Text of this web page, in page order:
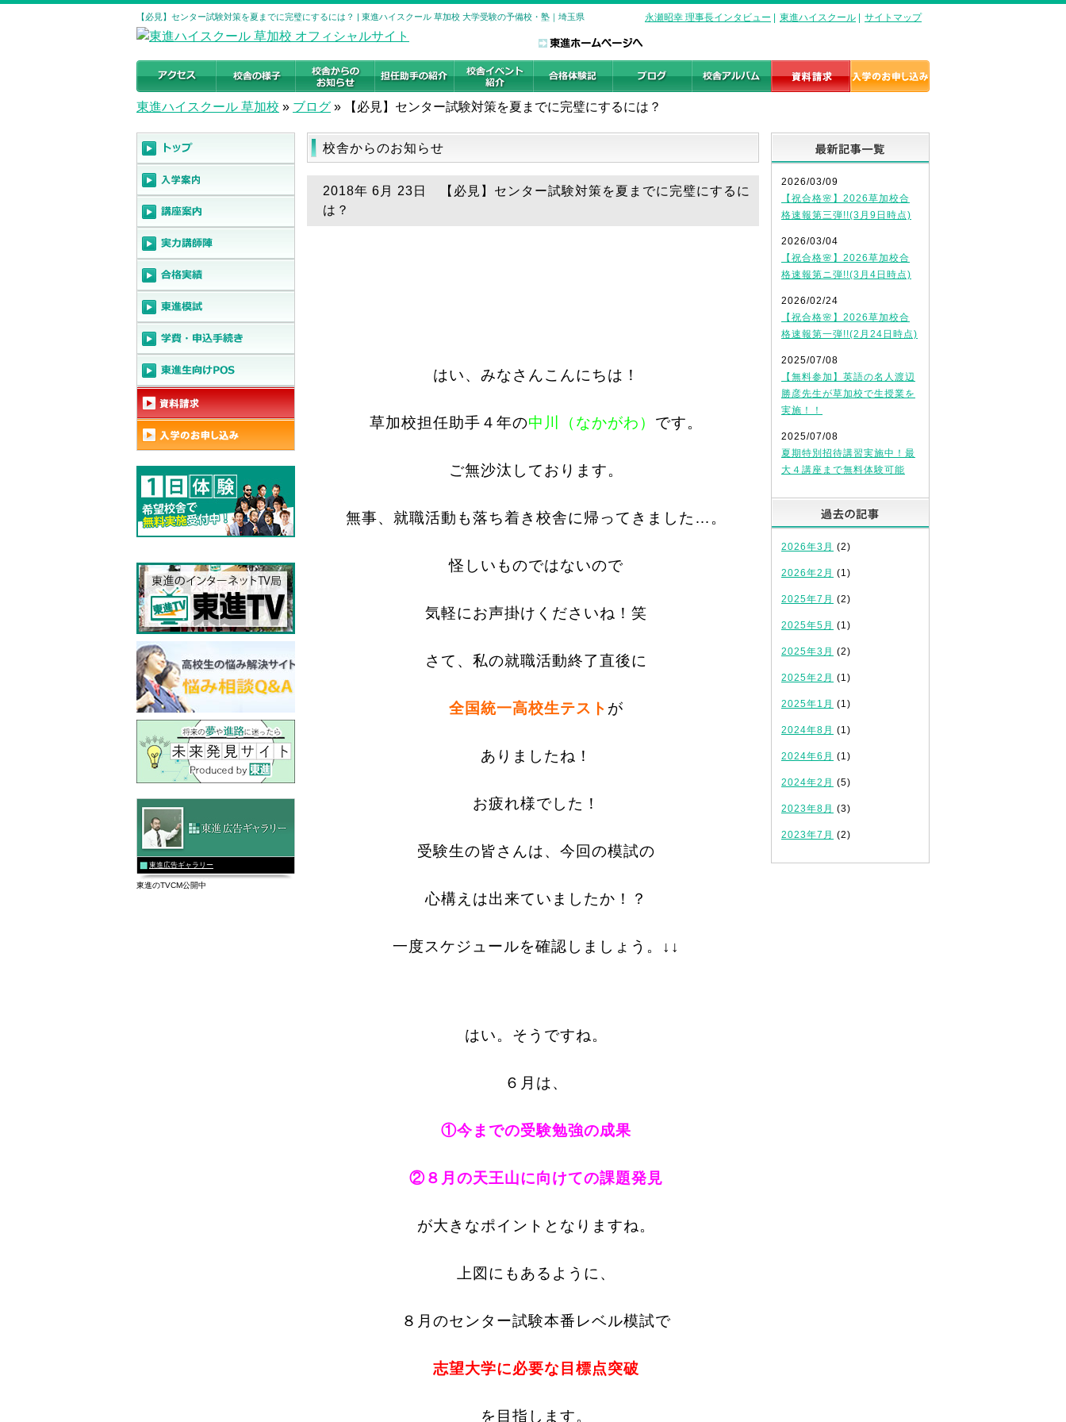
【必見】センター試験対策を夏までに完璧にするには？ | 東進ハイスクール 草加校 大学受験の予備校・塾｜埼玉県 永瀬昭幸 理事長インタビュー 東進ハイスクール サイトマップ
東進ハイスクール 草加校 » ブログ » 【必見】センター試験対策を夏までに完璧にするには？
校舎からのお知らせ
2018年 6月 23日 【必見】センター試験対策を夏までに完璧にするに
は？
はい、みなさんこんにちは！
草加校担任助手４年の中川（なかがわ） です。
ご無沙汰しております。
無事、就職活動も落ち着き校舎に帰ってきました…。
怪しいものではないので
気軽にお声掛けくださいね！笑
さて、私の就職活動終了直後に
全国統一高校生テスト が
ありましたね！
お疲れ様でした！
受験生の皆さんは、今回の模試の
心構えは出来ていましたか！？
一度スケジュールを確認しましょう。↓↓
はい。そうですね。
６月は、
①今までの受験勉強の成果
②８月の天王山に向けての課題発見
が大きなポイントとなりますね。
上図にもあるように、
８月のセンター試験本番レベル模試で
志望大学に必要な目標点突破
を目指します。
2026/03/09
【祝合格🌸】2026草加校合
格速報第三弾!!(3月9日時点)
2026/03/04
【祝合格🌸】2026草加校合
格速報第ニ弾!!(3月4日時点)
2026/02/24
【祝合格🌸】2026草加校合
格速報第一弾!!(2月24日時点)
2025/07/08
【無料参加】英語の名人渡辺
勝彦先生が草加校で生授業を
実施！！
2025/07/08
夏期特別招待講習実施中！最
大４講座まで無料体験可能
2026年3月 (2)
2026年2月 (1)
2025年7月 (2)
2025年5月 (1)
2025年3月 (2)
2025年2月 (1)
2025年1月 (1)
2024年8月 (1)
2024年6月 (1)
2024年2月 (5)
2023年8月 (3)
2023年7月 (2)
東進広告ギャラリー
東進のTVCM公開中